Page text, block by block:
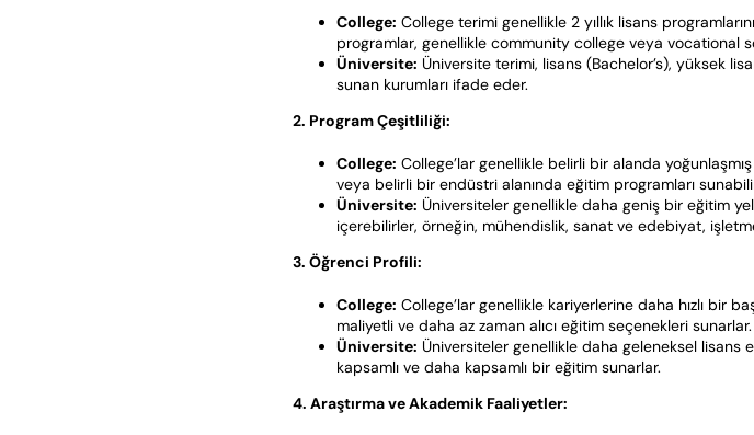
College: College terimi genellikle 2 yıllık lisans
programlar, genellikle community college veya vocational
Üniversite: Üniversite terimi, lisans (Bachelor’s), yüksek
sunan kurumları ifade eder.
2. Program Çeşitliliği:
College: College’lar genellikle belirli bir alanda
veya belirli bir endüstri alanında eğitim programları
Üniversite: Üniversiteler genellikle daha geniş bir eğitim
içerebilirler, örneğin, mühendislik, sanat ve edebiyat,
3. Öğrenci Profili:
College: College’lar genellikle kariyerlerine daha hızlı bir
maliyetli ve daha az zaman alıcı eğitim seçenekleri sunarlar.
Üniversite: Üniversiteler genellikle daha geleneksel lisans
kapsamlı ve daha kapsamlı bir eğitim sunarlar.
4. Araştırma ve Akademik Faaliyetler: